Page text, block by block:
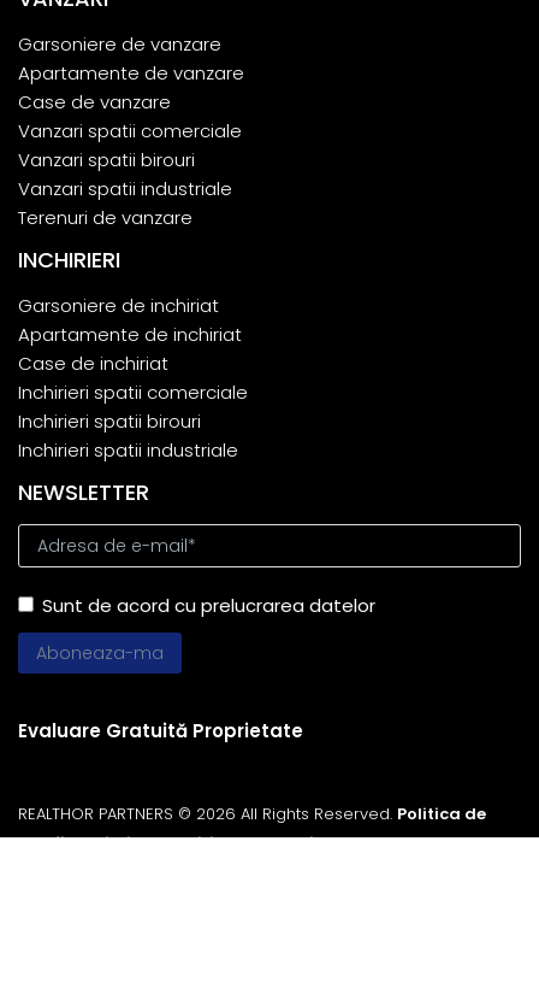
Garsoniere de vanzare
Apartamente de vanzare
Case de vanzare
Vanzari spatii comerciale
Vanzari spatii birouri
Vanzari spatii industriale
Terenuri de vanzare
INCHIRIERI
Garsoniere de inchiriat
Apartamente de inchiriat
Case de inchiriat
Inchirieri spatii comerciale
Inchirieri spatii birouri
Inchirieri spatii industriale
NEWSLETTER
Sunt de acord cu prelucrarea datelor
Evaluare Gratuită Proprietate
REALTHOR PARTNERS © 2026 All Rights Reserved. Politica de
Confidentialitate Politica de CookiePartenerImmoFlux